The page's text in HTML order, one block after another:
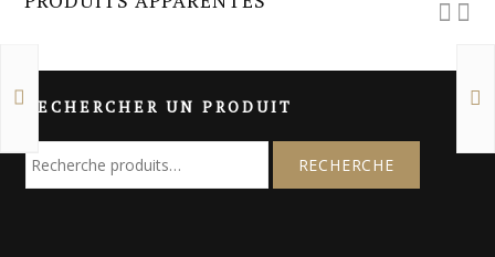
RECHERCHER UN PRODUIT
R
e